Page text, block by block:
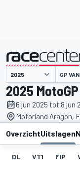
gepresenteerd door GP
2025
6 jun 2025 tot 8 jun
Motorland Aragon,
OverzichtUitslagen
DL VT1 FIP